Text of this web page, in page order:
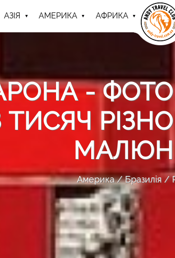
АЗІЯ АМЕРИКА АФРИКА
-
Америка Бразилія